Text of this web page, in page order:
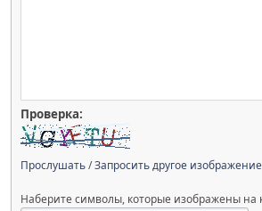
Проверка:
Прослушать/Запросить другое изображение
Наберите символы, которые изображены на